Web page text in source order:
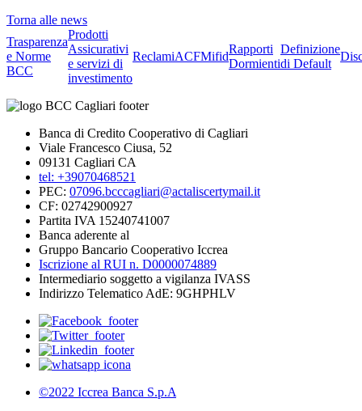
Torna alle news
Trasparenza
e Norme
BCC
Prodotti
Assicurativi
e servizi di
investimento
ReclamiACFMifid
Rapporti
Dormienti
Definizione
di Default
Banca di Credito Cooperativo di Cagliari
Viale Francesco Ciusa, 52
09131 Cagliari CA
tel: +39070468521
PEC: 07096.bcccagliari@actaliscertymail.it
CF: 02742900927
Partita IVA 15240741007
Banca aderente al
Gruppo Bancario Cooperativo Iccrea
Iscrizione al RUI n. D0000074889
Intermediario soggetto a vigilanza IVASS
Indirizzo Telematico AdE: 9GHPHLV
©2022 Iccrea Banca S.p.A